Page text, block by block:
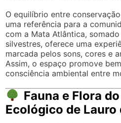
O equilíbrio entre
uma referência para a
com a Mata Atlântica,
silvestres, oferece uma
marcada pelos sons, cores e
Assim, o espaço promove
consciência ambiental entre
Fauna e Flora
Ecológico de Lauro